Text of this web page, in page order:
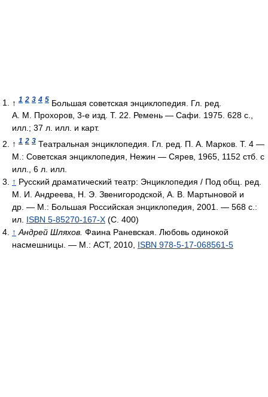
↑ 1 2 3 4 5 Большая советская энциклопедия. Гл. ред.
А. М. Прохоров, 3-е изд. Т. 22. Ремень — Сафи. 1975. 628 с.,
илл.; 37 л. илл. и карт.
↑ 1 2 3 Театральная энциклопедия. Гл. ред. П. А. Марков. Т. 4 —
М.: Советская энциклопедия, Нежин — Сярев, 1965, 1152 стб. с
илл., 6 л. илл.
↑ Русский драматический театр: Энциклопедия / Под общ. ред.
М. И. Андреева, Н. Э. Звенигородской, А. В. Мартыновой и
др. — М.: Большая Российская энциклопедия, 2001. — 568 с.:
ил. ISBN 5-85270-167-X (С. 400)
↑ Андрей Шляхов. Фаина Раневская. Любовь одинокой
насмешницы. — М.: АСТ, 2010, ISBN 978-5-17-068561-5